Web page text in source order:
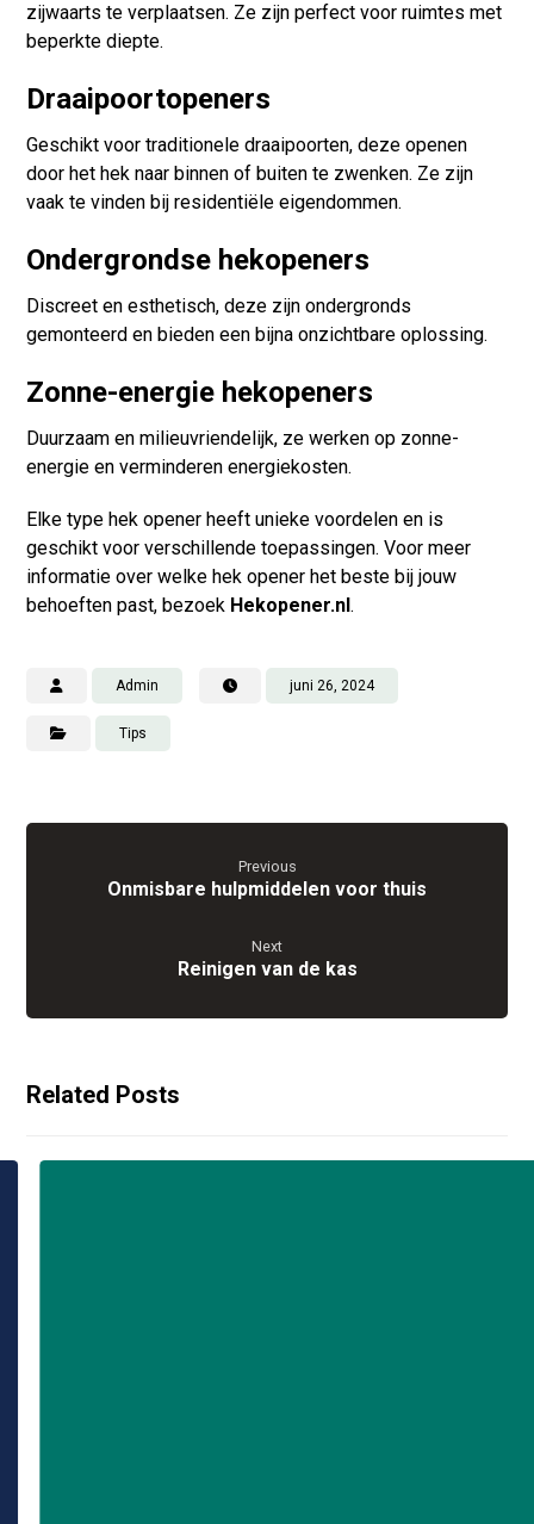
zijwaarts te verplaatsen. Ze zijn perfect voor ruimtes met
beperkte diepte.
Draaipoortopeners
Geschikt voor traditionele draaipoorten, deze openen
door het hek naar binnen of buiten te zwenken. Ze zijn
vaak te vinden bij residentiële eigendommen.
Ondergrondse hekopeners
Discreet en esthetisch, deze zijn ondergronds
gemonteerd en bieden een bijna onzichtbare oplossing.
Zonne-energie hekopeners
Duurzaam en milieuvriendelijk, ze werken op zonne-
energie en verminderen energiekosten.
Elke type hek opener heeft unieke voordelen en is
geschikt voor verschillende toepassingen. Voor meer
informatie over welke hek opener het beste bij jouw
behoeften past, bezoek Hekopener.nl.
Admin juni 26, 2024
Tips
Previous
Onmisbare hulpmiddelen voor thuis
Next
Reinigen van de kas
Related Posts